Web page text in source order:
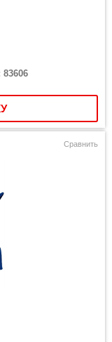
83606
Сравнить